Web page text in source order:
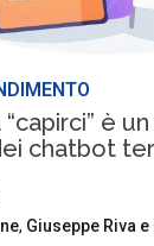
è
chatbot
, Giuseppe Rivae